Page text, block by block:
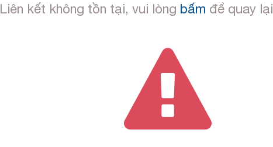
Liên kết không tồn tại, vui lòng bấm để quay lại